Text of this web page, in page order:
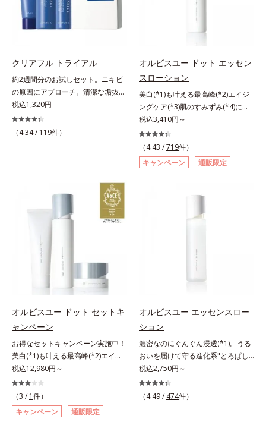
クリアフル トライアル
約2週間分のお試しセット。ニキビ
の原因にアプローチ。清潔な垢抜け
肌(*1)へ。「ニキビをくり返してし
まう」「毛穴目立ちが気になる」
「マスク生活であごや口まわりのニ
する、薬用ニキビ対策スキンケアシ
リーズです。5種の和漢植物由来成
分とコラーゲンが肌をいたわりなが
持。ニキビができにくい肌を目指し
ます。さらにビタミンC誘導体をは
じめとした5種の整肌成分(*2)から
成る「ナノVCショットカプセル」
を配合。カプセルが浸透してから成
い浸透力(*3)と安定性を実現。毛穴
の目立ちをしっかりケア(*4)して、
ゆらぎやすいニキビ肌を、みずみず
しい清潔な垢抜け肌(*1)へと導きま
す。たっぷりの保湿成分で低刺激。
敏感肌の方にもお使いいただけます
(*5)。L＝さっぱりタイプ（ニキビ
のできやすい肌・超脂性肌～普通
肌）M＝しっとりタイプ（ニキビの
税込1,320円
（4.34 / 119件）
オルビスユー ドット エッセン
スローション
美白(*1)も叶える最高峰(*2)エイジ
ングケア(*3)肌のすみずみ(*4)にし
みわたるうるおい充満ローション。
ハリも透明感(*5)も結果主義。年齢
サイン(*6)の因子に着目した肌科学
エイジングケア(*3)シリーズ。オル
ビスユー ドットシリーズは、年齢
ではなく、肌で起きていることの根
年齢サインについて研究を進めたと
れている状態である「透明感のな
さ」が、大人の肌印象に大きな影響
を与えていることがわかりました。
ズは美容成分(*8)として「G.D.F.ア
クティベーター(*9)」を配合。そし
て、従来から配合している美白(*1)
有効成分「トラネキサム酸」を配合
しました。さらに、シリーズ共通の
美容成分「GLルートブースター
(*10)」を配合することで、肌のふ
っくら感や透明感を叶えます。美白
税込3,410円～
（4.43 /719件）
キャンペーン
通販限定
オルビスユー ドット セットキ
ャンペーン
お得なセットキャンペーン実施中！
美白(*1)も叶える最高峰(*2)エイジ
ングケア(*3)。ハリも透明感(*4)も
結果主義。年齢サイン(*5)の因子に
着目した肌科学エイジングケア(*3)
シリーズ。オルビスユー ドットシ
リーズは、年齢による肌悩み一つ一
税込12,980円～
（3 / 1件）
キャンペーン
通販限定
オルビスユー エッセンスロー
ション
濃密なのにぐんぐん浸透(*1)。うる
おいを届けて守る進化系"とろぱし
ゃ"ローション。7000種を超える成
分から厳選し、「うるおいの質
(*1)」に着目した初期エイジングケ
税込2,750円～
（4.49 / 474件）